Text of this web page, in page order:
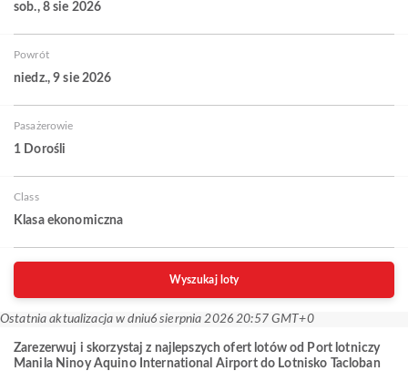
sob., 8 sie 2026
Powrót
niedz., 9 sie 2026
Pasażerowie
1 Dorośli
Class
Klasa ekonomiczna
Wyszukaj loty
Ostatnia aktualizacja w dniu6 sierpnia 2026 20:57 GMT+0
Zarezerwuj i skorzystaj z najlepszych ofert lotów od Port lotniczy
Manila Ninoy Aquino International Airport do Lotnisko Tacloban